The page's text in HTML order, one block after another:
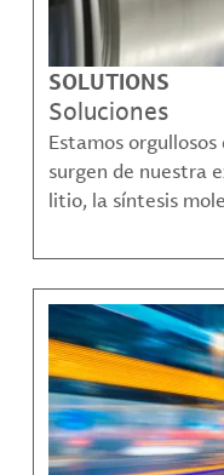
SOLUTIONS
Soluciones
Estamos
surgen de nuestra
litio, la síntesis
bromo que
complejos de